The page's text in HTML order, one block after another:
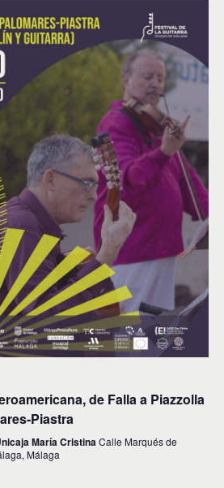
de Falla a Piazzolla
Piastra
María CristinaCalle Marqués de
Málaga